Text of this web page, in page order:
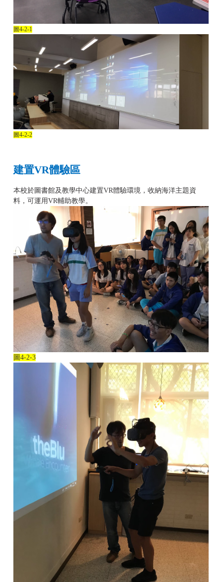
圖4-2-1
圖4-2-2
建置VR體驗區
本校於圖書館及教學中心建置VR體驗環境，收納海洋主題資
料，可運用VR輔助教學。
圖4-2-3